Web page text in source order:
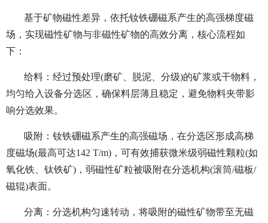
基于矿物磁性差异，依托钕铁硼磁系产生的高强梯度磁
场，实现磁性矿物与非磁性矿物的高效分离，核心流程如
下：
给料：经过预处理(磨矿、脱泥、分级)的矿浆或干物料，
均匀给入设备分选区，确保料层薄且稳定，避免物料夹带影
响分选效果。
吸附：钕铁硼磁系产生的高强磁场，在分选区形成高梯
度磁场(最高可达142 T/m)，可有效捕获微米级弱磁性颗粒(如
氧化铁、钛铁矿)，弱磁性矿粒被吸附在分选机构(滚筒/磁板/
磁辊)表面。
分离：分选机构匀速转动，将吸附的磁性矿物带至无磁